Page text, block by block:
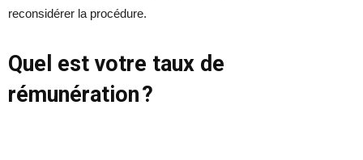
reconsidérer la procédure.
Quel est votre taux de
rémunération ?